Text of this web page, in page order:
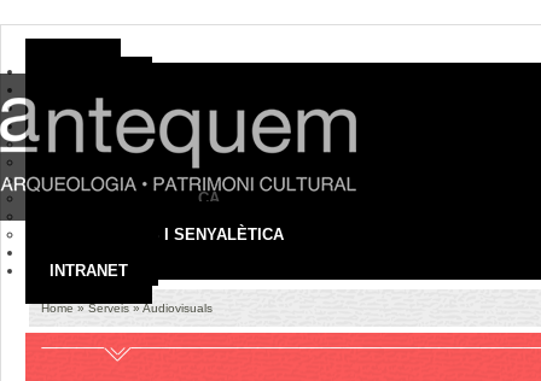
ON SOM
SERVEIS
ARQUEOLOGIA
MUSEUS I COL·LECCIONS
TURISME I DIDÀCTICA
EXPOSICIONS I SENYALÈTICA
INTRANET
Home»Serveis» Audiovisuals